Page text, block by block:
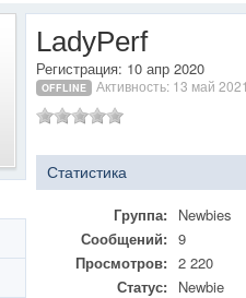
LadyPerf
Регистрация: 10 апр 2020
OFFLINE
Активность: 13 май
Статистика
Группа: Newbies
Сообщений: 9
Просмотров: 2 220
Статус: Newbie